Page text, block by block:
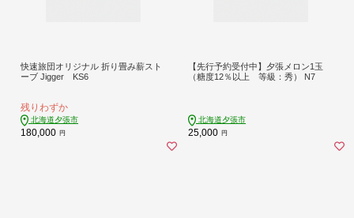
快速旅団オリジナル 折り畳み薪スト
ーブ Jigger KS6
残りわずか
北海道夕張市
180,000 円
【先行予約受付中】夕張メロン1玉
（糖度12％以上 等級：秀） N7
北海道夕張市
25,000 円